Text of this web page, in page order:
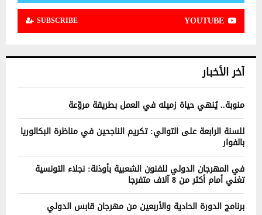
YOUTUBE
SUBSCRIBE
آخر الأخبار
منوبة.. يُنهي حياة زميله في العمل بطريقة مروّعة
للسنة الرابعة على التوالي: تكريم الناجحين في مناظرة البكالوريا
بالفوار
في المهرجان الدولي للفنون الشعبية بأوذنة: نجلاء التونسية
تغني أمام أكثر من 8 آلاف متفرجا
برنامج الدورة الحادية والأربعين من مهرجان قابس الدولي